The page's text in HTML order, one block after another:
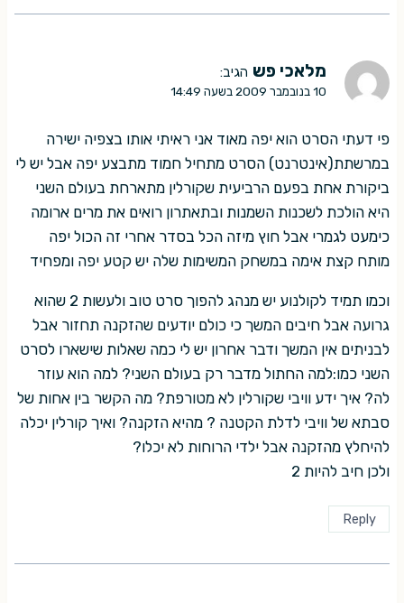
מלאכי פש הגיב:
10 בנובמבר 2009 בשעה 14:49
פי דעתי הסרט הוא יפה מאוד אני ראיתי אותו בצפיה ישירה
במרשתת(אינטרנט) הסרט מתחיל חמוד מתבצע יפה אבל יש לי
ביקורת אחת בפעם הרביעית שקורלין מתארחת בעולם השני
היא הולכת לשכנות השמנות ובתאתרון רואים את מרים ארומה
כימעט לגמרי אבל חוץ מיזה הכל בסדר אחרי זה הכול יפה
מותח קצת אימה במשחק המשימות שלה יש קטע יפה ומפחיד
וכמו תמיד לקולנוע יש מנהג להפוך סרט טוב ולעשות 2 שהוא
גרועה אבל חיבים המשך כי כולם יודעים שהזקנה תחזור אבל
לבניתים אין המשך ודבר אחרון יש לי כמה שאלות שישארו לסרט
השני כמו:למה החתול מדבר רק בעולם השני? למה הוא עוזר
לה? איך ידע וויבי שקורלין לא מטורפת? מה הקשר בין אחות של
סבתא של וויבי לדלת הקטנה ? מהיא הזקנה? ואיך קורלין יכלה
להיחלץ מהזקנה אבל ילדי הרוחות לא יכלו?
ולכן חיב להיות 2
Reply